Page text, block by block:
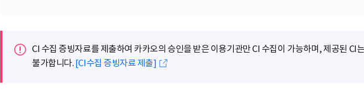
CI 수집 증빙자료를 제출하여 카카오의 승인을 받은 이용기관만 CI 수집이 가능하며, 제공된 CI
불가합니다. [CI수집 증빙자료 제출]